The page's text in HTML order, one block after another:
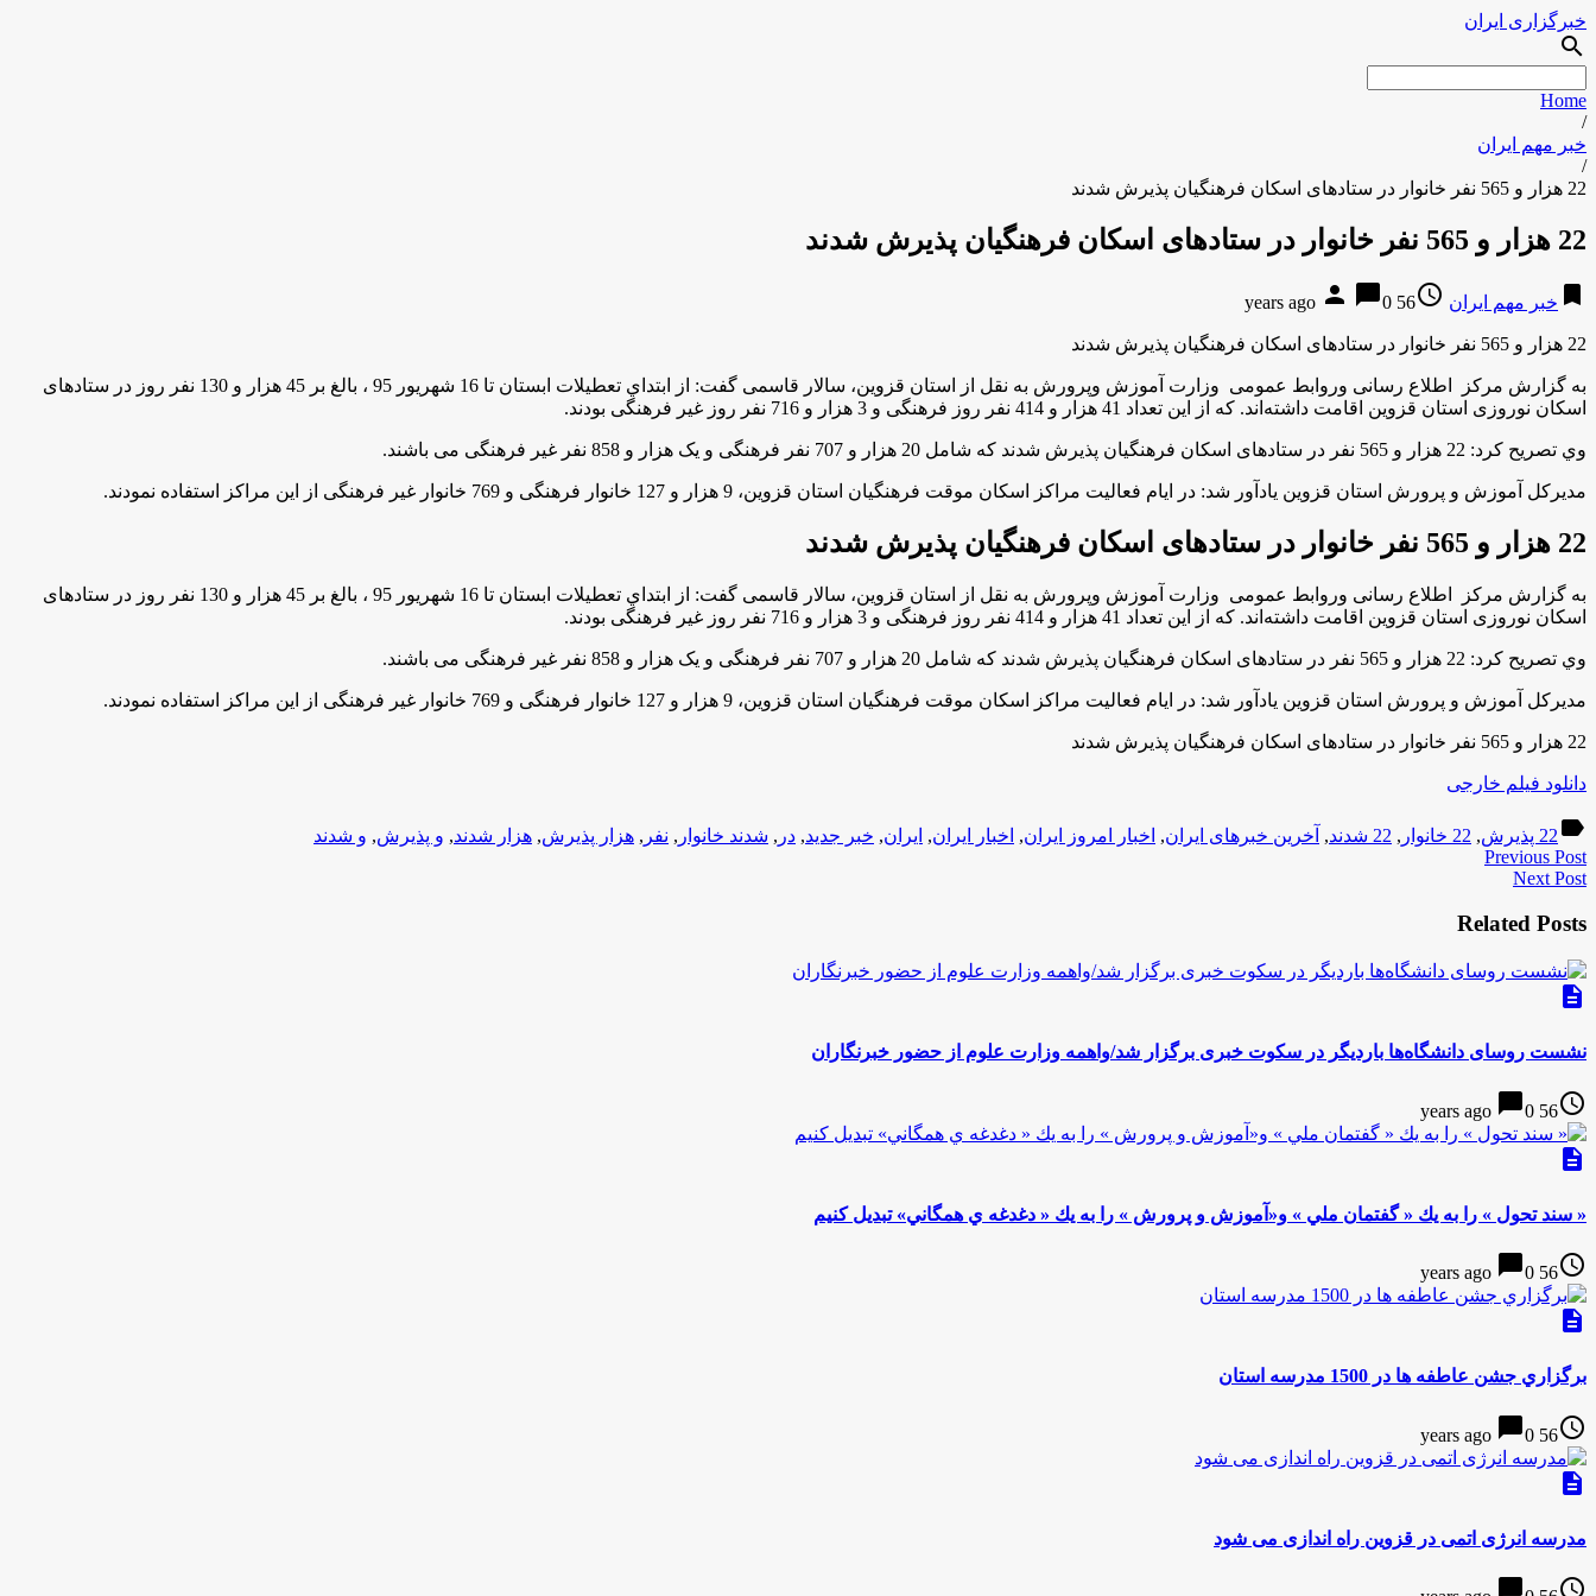
خبرگزاری ایران
search
Home
/
خبر مهم ایران
/
22 هزار و 565 نفر خانوار در ستادهای اسکان فرهنگیان پذیرش شدند
22 هزار و 565 نفر خانوار در ستادهای اسکان فرهنگیان پذیرش شدند
bookmark خبر مهم ایران access_time
56 years ago
person chat_bubble0
22 هزار و 565 نفر خانوار در ستادهای اسکان فرهنگیان پذیرش شدند
به گزارش مركز اطلاع رسانی وروابط عمومی وزارت آموزش وپرورش به نقل از استان قزوین، سالار قاسمی گفت: از ابتداي تعطيلات ابستان تا 16 شهریور 95 ، بالغ بر 45 هزار و 130 نفر روز در ستادهای
اسکان نوروزی استان قزوین اقامت داشته‌اند. که از این تعداد 41 هزار و 414 نفر روز فرهنگی و 3 هزار و 716 نفر روز غیر فرهنگی بودند.
وي تصریح کرد: 22 هزار و 565 نفر در ستادهای اسکان فرهنگیان پذیرش شدند که شامل 20 هزار و 707 نفر فرهنگی و یک هزار و 858 نفر غیر فرهنگی می باشند.
مدیرکل آموزش و پرورش استان قزوین یادآور شد: در ایام فعالیت مراکز اسکان موقت فرهنگیان استان قزوین، 9 هزار و 127 خانوار فرهنگی و 769 خانوار غیر فرهنگی از این مراکز استفاده نمودند.
22 هزار و 565 نفر خانوار در ستادهای اسکان فرهنگیان پذیرش شدند
به گزارش مركز اطلاع رسانی وروابط عمومی وزارت آموزش وپرورش به نقل از استان قزوین، سالار قاسمی گفت: از ابتداي تعطيلات ابستان تا 16 شهریور 95 ، بالغ بر 45 هزار و 130 نفر روز در ستادهای
اسکان نوروزی استان قزوین اقامت داشته‌اند. که از این تعداد 41 هزار و 414 نفر روز فرهنگی و 3 هزار و 716 نفر روز غیر فرهنگی بودند.
وي تصریح کرد: 22 هزار و 565 نفر در ستادهای اسکان فرهنگیان پذیرش شدند که شامل 20 هزار و 707 نفر فرهنگی و یک هزار و 858 نفر غیر فرهنگی می باشند.
مدیرکل آموزش و پرورش استان قزوین یادآور شد: در ایام فعالیت مراکز اسکان موقت فرهنگیان استان قزوین، 9 هزار و 127 خانوار فرهنگی و 769 خانوار غیر فرهنگی از این مراکز استفاده نمودند.
22 هزار و 565 نفر خانوار در ستادهای اسکان فرهنگیان پذیرش شدند
دانلود فیلم خارجی
label 22 پذیرش , 22 خانوار , 22 شدند , آخرین خبرهای ایران, اخبار امروز ایران, اخبار ایران, ایران, خبر جدید, در , شدند خانوار , نفر , هزار پذیرش, هزار شدند, و پذیرش, و شدند
Previous Post
Next Post
Related Posts
description
نشست روسای دانشگاه‌ها باردیگر در سکوت خبری برگزار شد/واهمه وزارت علوم از حضور خبرنگاران
access_time
56 years ago
chat_bubble0
description
« سند تحول » را به يك « گفتمان ملي » و«آموزش و پرورش » را به يك « دغدغه ي همگاني» تبديل كنيم
access_time
56 years ago
chat_bubble0
description
برگزاري جشن عاطفه ها در 1500 مدرسه استان
access_time
56 years ago
chat_bubble0
description
مدرسه انرژی اتمی در قزوین راه اندازی می شود
access_time
chat_bubble